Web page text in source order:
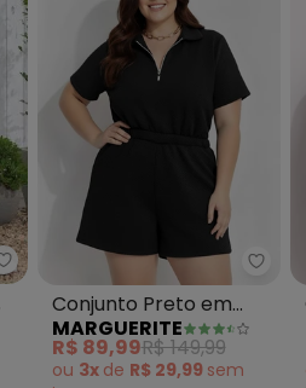
Moda Pop - Conjunto Preto
Conjunto Preto em
Malha Matelassê
MARGUERITE
R$ 89,99R$ 149,99
ou 3x de R$ 29,99 sem